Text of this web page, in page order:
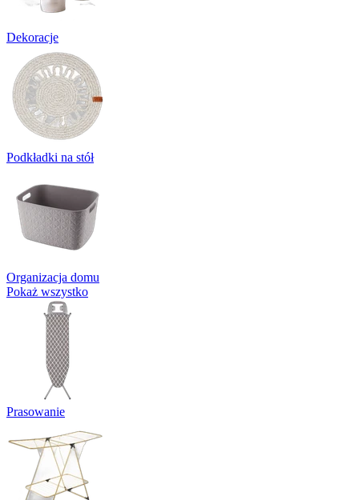
Dekoracje
Podkładki na stół
Organizacja domu
Pokaż wszystko
Prasowanie